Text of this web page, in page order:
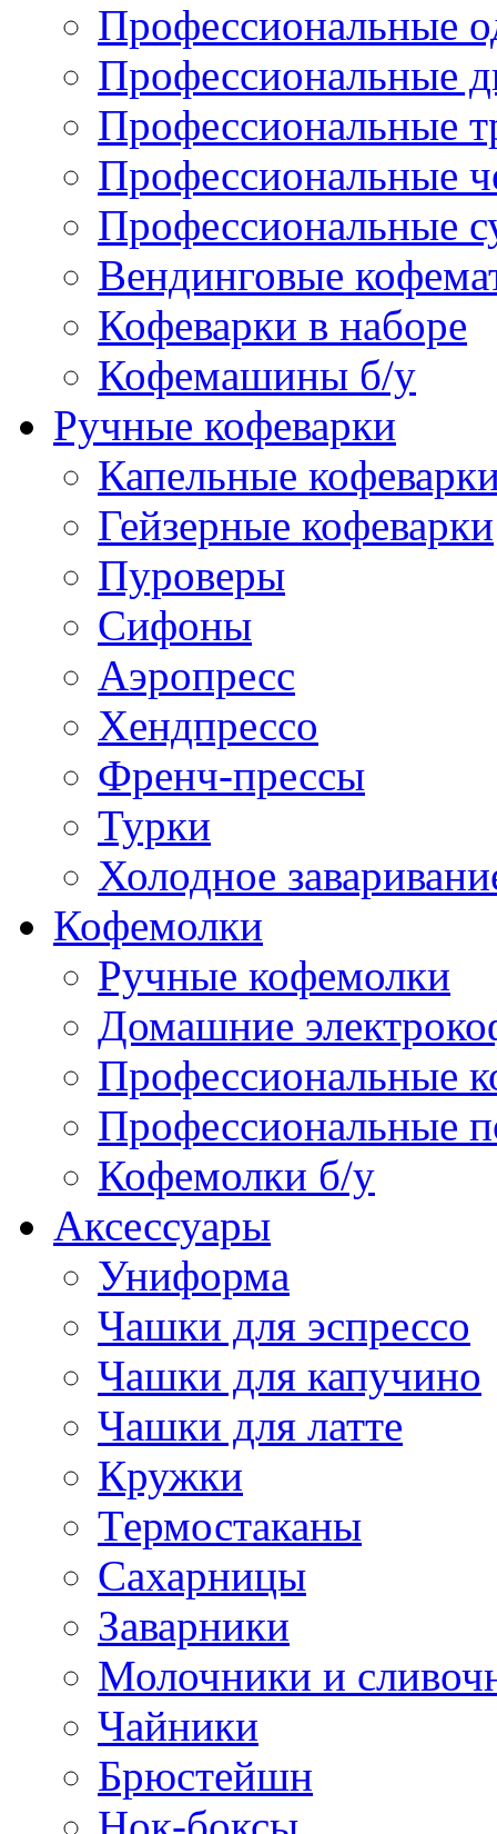
Профессиональные
Профессиональные
Профессиональные
Профессиональные
Профессиональные
Вендинговые
Кофеварки в наборе
Кофемашины б/у
Ручные кофеварки
Капельные
Гейзерные кофеварки
Пуроверы
Сифоны
Аэропресс
Хендпрессо
Френч-прессы
Турки
Холодное
Кофемолки
Ручные кофемолки
Домашние
Профессиональные
Профессиональные
Кофемолки б/у
Аксессуары
Униформа
Чашки для эспрессо
Чашки для капучино
Чашки для латте
Кружки
Термостаканы
Сахарницы
Заварники
Молочники и
Чайники
Брюстейшн